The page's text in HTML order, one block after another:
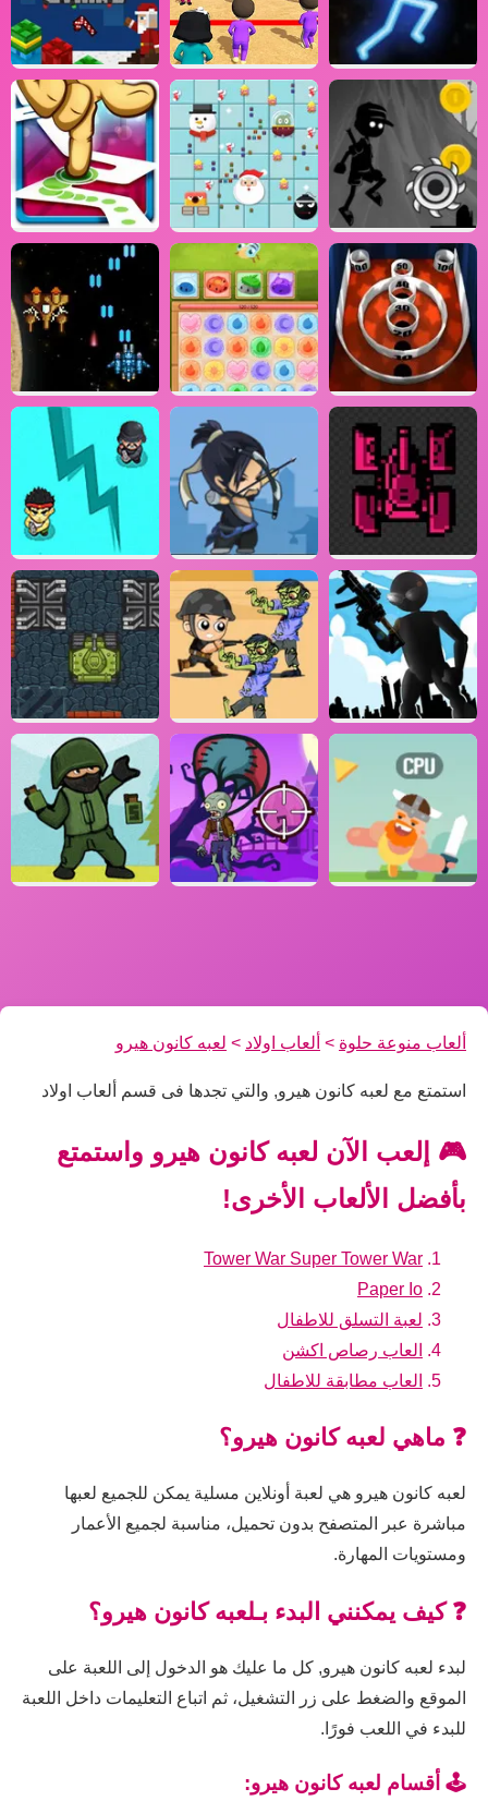
ألعاب منوعة حلوة > ألعاب اولاد > لعبه كانون هيرو
استمتع مع لعبه كانون هيرو, والتي تجدها فى قسم ألعاب اولاد
🎮 إلعب الآن لعبه كانون هيرو واستمتع
بأفضل الألعاب الأخرى!
Tower War Super Tower War
Paper Io
لعبة التسلق للاطفال
العاب رصاص اكشن
العاب مطابقة للاطفال
❓ ماهي لعبه كانون هيرو؟
لعبه كانون هيرو هي لعبة أونلاين مسلية يمكن للجميع لعبها
مباشرة عبر المتصفح بدون تحميل، مناسبة لجميع الأعمار
ومستويات المهارة.
❓ كيف يمكنني البدء بـلعبه كانون هيرو؟
لبدء لعبه كانون هيرو, كل ما عليك هو الدخول إلى اللعبة على
الموقع والضغط على زر التشغيل، ثم اتباع التعليمات داخل اللعبة
للبدء في اللعب فورًا.
🕹️ أقسام لعبه كانون هيرو: